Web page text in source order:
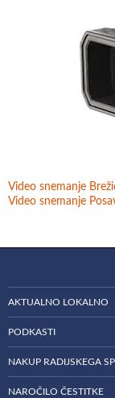
Video snemanje
Video snemanje
AKTUALNO LOKALNO
PODKASTI
NAKUP RADIJSKEGA
NAROČILO ČESTITKE